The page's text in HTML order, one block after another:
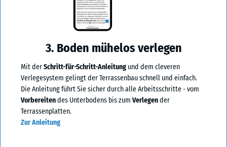
3. Boden mühelos verlegen
Mit derSchritt-für-Schritt-Anleitung und dem cleveren
Verlegesystem gelingt der Terrassenbau schnell und einfach.
Die Anleitung führt Sie sicher durch alle Arbeitsschritte - vom
Vorbereitendes Unterbodens bis zum Verlegender
Terrassenplatten.
Zur Anleitung